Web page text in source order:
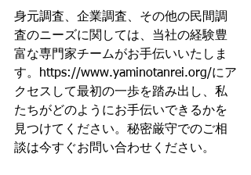
身元調査、企業調査、その他の民間調
査のニーズに関しては、当社の経験豊
富な専門家チームがお手伝いいたしま
す。https://www.yaminotanrei.org/にア
クセスして最初の一歩を踏み出し、私
たちがどのようにお手伝いできるかを
見つけてください。秘密厳守でのご相
談は今すぐお問い合わせください。